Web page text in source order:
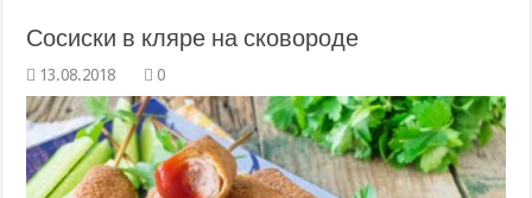
Сосиски в кляре на сковороде
0